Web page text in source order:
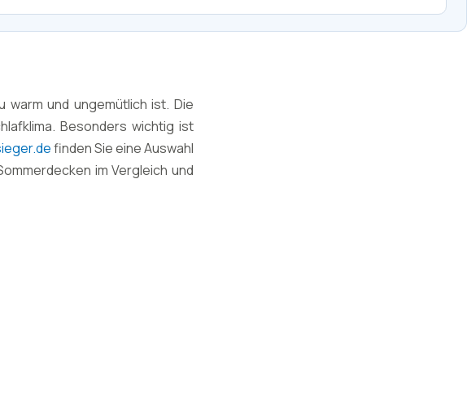
warm und ungemütlich ist. Die
Besonders wichtig ist
finden Sie eine Auswahl
im Vergleich und